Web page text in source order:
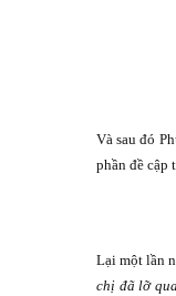
Và sau đó
phần đề cập
Lại một lần
chị đã lỡ